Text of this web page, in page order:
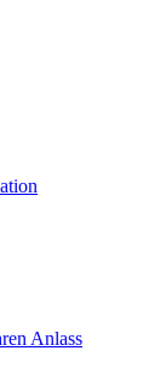
Anlass